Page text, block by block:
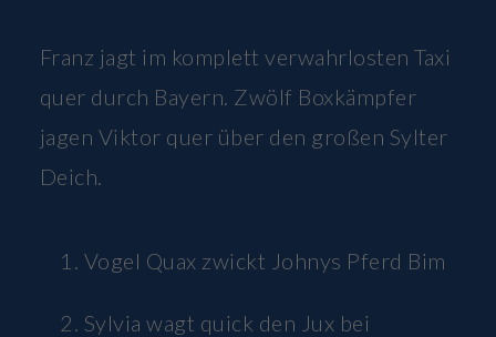
Franz jagt im komplett verwahrlosten Taxi
quer durch Bayern. Zwölf Boxkämpfer
jagen Viktor quer über den großen Sylter
Deich.
Vogel Quax zwickt Johnys Pferd Bim
Sylvia wagt quick den Jux bei